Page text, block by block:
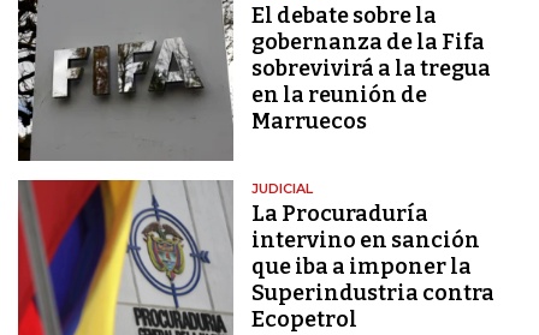
El debate sobre la
gobernanza de la Fifa
sobrevivirá a la tregua
en la reunión de
Marruecos
JUDICIAL
La Procuraduría
intervino en sanción
que iba a imponer la
Superindustria contra
Ecopetrol